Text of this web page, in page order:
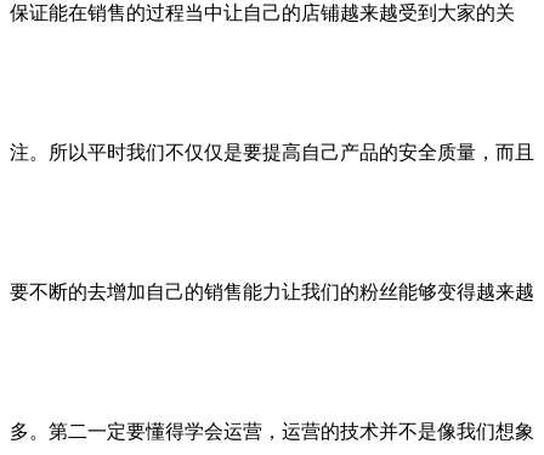
保证能在销售的过程当中让自己的店铺越来越受到大家的关
注。所以平时我们不仅仅是要提高自己产品的安全质量，而且
要不断的去增加自己的销售能力让我们的粉丝能够变得越来越
多。第二一定要懂得学会运营，运营的技术并不是像我们想象